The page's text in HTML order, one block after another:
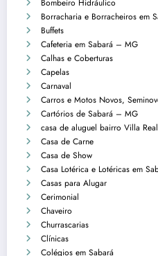
Bombeiro Hidráulico
Borracharia e Borracheiros em
Buffets
Cafeteria em Sabará – MG
Calhas e Coberturas
Capelas
Carnaval
Carros e Motos Novos,
Cartórios de Sabará – MG
casa de aluguel bairro Villa Real
Casa de Carne
Casa de Show
Casa Lotérica e Lotéricas em
Casas para Alugar
Cerimonial
Chaveiro
Churrascarias
Clínicas
Colégios em Sabará